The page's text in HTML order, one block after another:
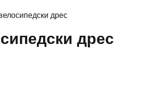
дрес
дрес